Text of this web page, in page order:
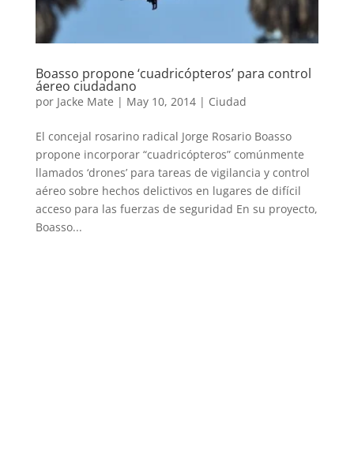
Boasso propone ‘cuadricópteros’ para control
áereo ciudadano
por Jacke Mate | May 10, 2014| Ciudad
El concejal rosarino radical Jorge Rosario Boasso
propone incorporar “cuadricópteros” comúnmente
llamados ‘drones’ para tareas de vigilancia y control
aéreo sobre hechos delictivos en lugares de difícil
acceso para las fuerzas de seguridad En su proyecto,
Boasso...